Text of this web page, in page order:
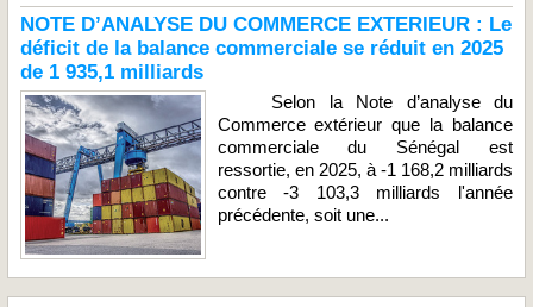
NOTE D’ANALYSE DU COMMERCE EXTERIEUR : Le
déficit de la balance commerciale se réduit en 2025
de 1 935,1 milliards
Selon la Note d’analyse du
Commerce extérieur que la balance
commerciale du Sénégal est
ressortie, en 2025, à -1 168,2 milliards
contre -3 103,3 milliards l'année
précédente, soit une...